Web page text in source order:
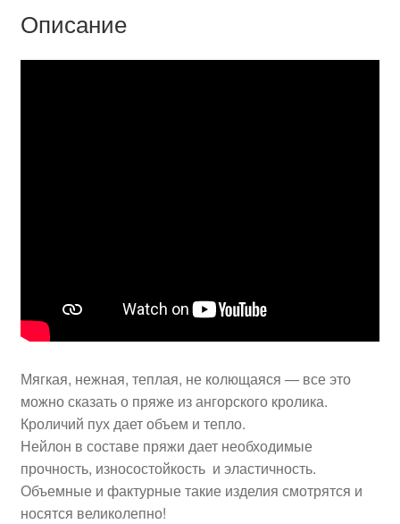
Описание
Мягкая, нежная, теплая, не колющаяся — все это
можно сказать о пряже из ангорского кролика.
Кроличий пух дает объем и тепло.
Нейлон в составе пряжи дает необходимые
прочность, износостойкость и эластичность.
Объемные и фактурные такие изделия смотрятся и
носятся великолепно!